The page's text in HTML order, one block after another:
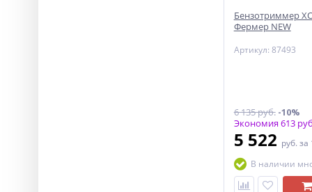
Бензотриммер
Фермер NEW
Артикул: 87493
6 135 руб.-10%
Экономия 613
5 522 руб. за
В наличии